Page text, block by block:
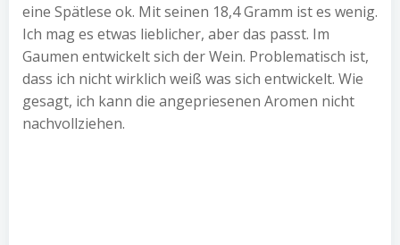
eine Spätlese ok. Mit seinen 18,4 Gramm ist es wenig.
Ich mag es etwas lieblicher, aber das passt. Im
Gaumen entwickelt sich der Wein. Problematisch ist,
dass ich nicht wirklich weiß was sich entwickelt. Wie
gesagt, ich kann die angepriesenen Aromen nicht
nachvollziehen.